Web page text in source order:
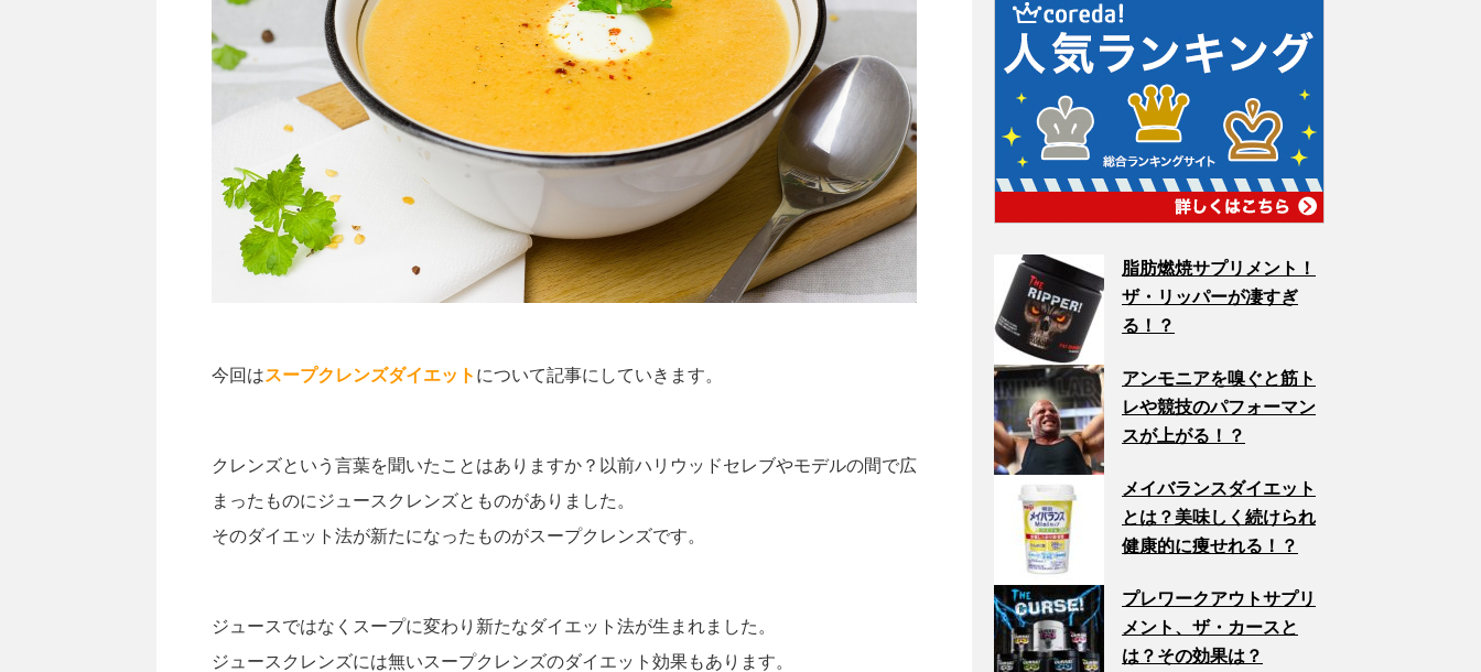
今回はスープクレンズダイエット について記事にしていきます。
クレンズという言葉を聞いたことはありますか？以前ハリウッドセレブやモデルの間で広
まったものにジュースクレンズとものがありました。
そのダイエット法が新たになったものがスープクレンズです。
ジュースではなくスープに変わり新たなダイエット法が生まれました。
ジュースクレンズには無いスープクレンズのダイエット効果もあります。
脂肪燃焼サプリメント！
ザ・リッパーが凄すぎ
る！？
アンモニアを嗅ぐと筋ト
レや競技のパフォーマン
スが上がる！？
メイバランスダイエット
とは？美味しく続けられ
健康的に痩せれる！？
プレワークアウトサプリ
メント、ザ・カースと
は？その効果は？